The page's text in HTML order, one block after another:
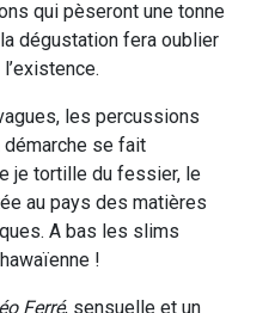
qui pèseront une tonne
dégustation fera oublier
les percussions
démarche se fait
je tortille du fessier, le
au pays des matières
A bas les slims
!
Ferré, sensuelle et un